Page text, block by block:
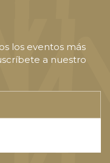
los eventos más
a nuestro